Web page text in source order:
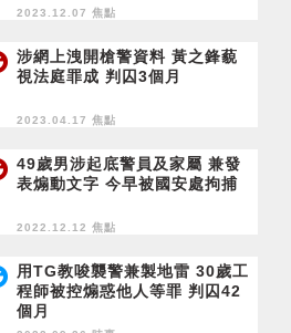
2023.12.07 焦點
涉網上洩開槍警資料 黃之鋒藐
視法庭罪成 判囚3個月
2023.04.17 焦點
49歲男涉起底警員及家屬 兼發
表煽動文字 今早被國安處拘捕
2022.12.12 焦點
用TG教唆襲警兼製地雷 30歲工
程師被控煽惑他人等罪 判囚42
個月